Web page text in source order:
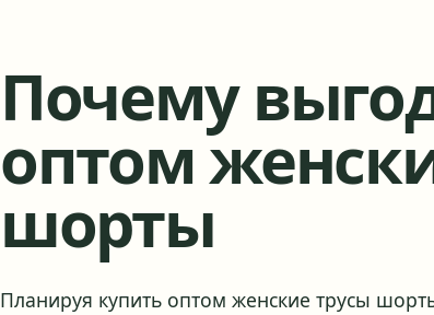
Почему
оптом
шорты
Планируя купить оптом женские трусы